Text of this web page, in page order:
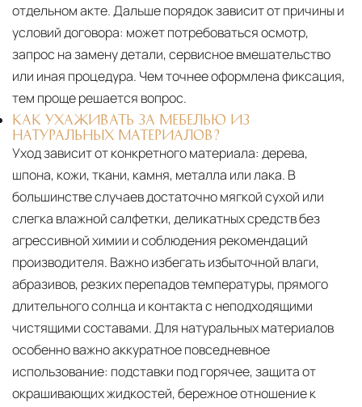
отдельном акте. Дальше порядок зависит от причины и
условий договора: может потребоваться осмотр,
запрос на замену детали, сервисное вмешательство
или иная процедура. Чем точнее оформлена фиксация,
тем проще решается вопрос.
КАК УХАЖИВАТЬ ЗА МЕБЕЛЬЮ ИЗ
НАТУРАЛЬНЫХ МАТЕРИАЛОВ?
Уход зависит от конкретного материала: дерева,
шпона, кожи, ткани, камня, металла или лака. В
большинстве случаев достаточно мягкой сухой или
слегка влажной салфетки, деликатных средств без
агрессивной химии и соблюдения рекомендаций
производителя. Важно избегать избыточной влаги,
абразивов, резких перепадов температуры, прямого
длительного солнца и контакта с неподходящими
чистящими составами. Для натуральных материалов
особенно важно аккуратное повседневное
использование: подставки под горячее, защита от
окрашивающих жидкостей, бережное отношение к